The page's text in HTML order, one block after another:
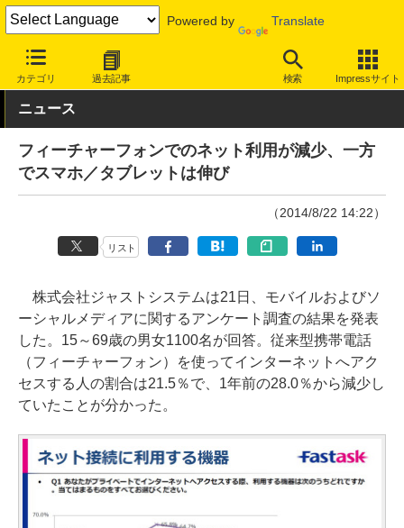
Powered by Translate
カテゴリ 過去記事 検索 Impressサイト
INTERNET Watch トピック 調査
ニュース
フィーチャーフォンでのネット利用が減少、一方
でスマホ／タブレットは伸び
（2014/8/22 14:22）
リスト
株式会社ジャストシステムは21日、モバイルおよびソ
ーシャルメディアに関するアンケート調査の結果を発表
した。15～69歳の男女1100名が回答。従来型携帯電話
（フィーチャーフォン）を使ってインターネットへアク
セスする人の割合は21.5％で、1年前の28.0％から減少し
ていたことが分かった。